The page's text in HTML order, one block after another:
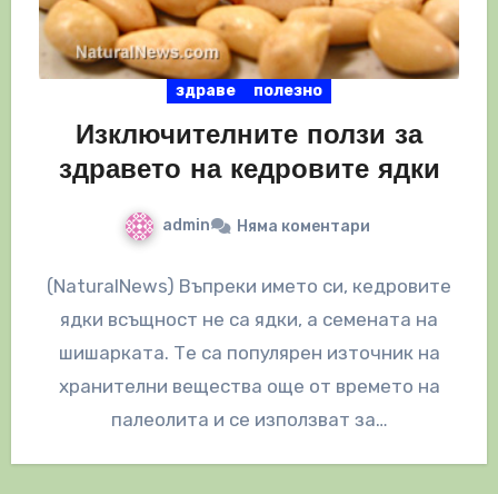
здраве полезно
Изключителните ползи за
здравето на кедровите ядки
admin Няма коментари
(NaturalNews) Въпреки името си, кедровите
ядки всъщност не са ядки, а семената на
шишарката. Те са популярен източник на
хранителни вещества още от времето на
палеолита и се използват за…